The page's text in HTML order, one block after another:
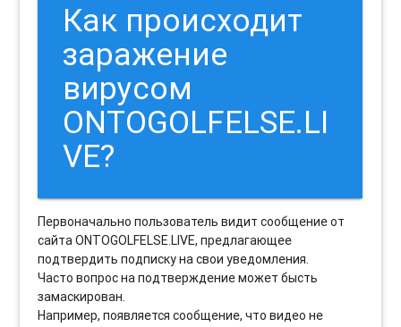
Как происходит
заражение
вирусом
ONTOGOLFELSE.LI
VE?
Первоначально пользователь видит сообщение от
сайта ONTOGOLFELSE.LIVE, предлагающее
подтвердить подписку на свои уведомления.
Часто вопрос на подтверждение может бысть
замаскирован.
Например, появляется сообщение, что видео не